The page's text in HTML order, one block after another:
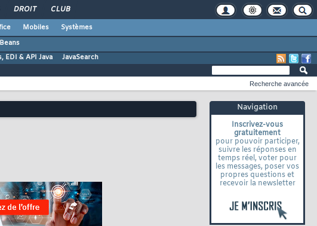
DROIT CLUB
Mobiles
Systèmes
EDI & API Java JavaSearch
Navigation
Inscrivez-vous
gratuitement
pour pouvoir participer,
suivre les réponses en
temps réel, voter pour
les messages, poser vos
propres questions et
recevoir la newsletter
Recherche avancée